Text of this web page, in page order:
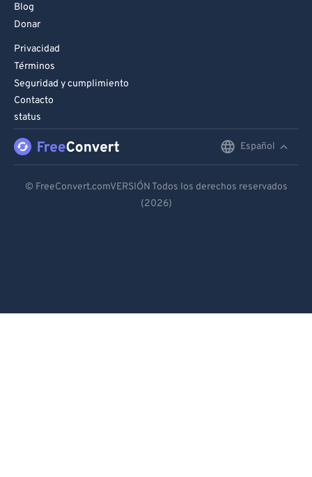
Blog
Donar
Privacidad
Términos
Seguridad y cumplimiento
Contacto
status
Español
Español
© FreeConvert.comVERSIÓN Todos los derechos reservados
(2026)